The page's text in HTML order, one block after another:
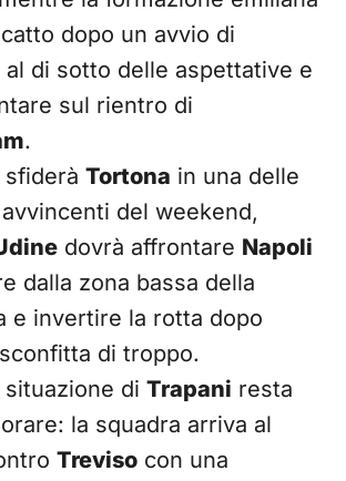
dopo un avvio di
al di sotto delle aspettative e
sul rientro di
.
sfiderà Tortona in una delle
del weekend,
dovrà affrontare Napoli
dalla zona bassa della
e invertire la rotta dopo
di troppo.
di Trapani resta
la squadra arriva al
Treviso con una